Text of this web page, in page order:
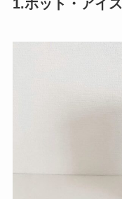
1.ホット・アイ